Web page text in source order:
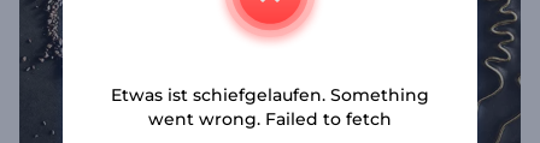
Etwas ist schiefgelaufen. Something
went wrong. Failed to fetch